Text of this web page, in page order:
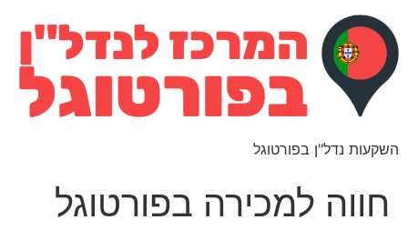
השקעות נדל"ן בפורטוגל
חווה למכירה בפורטוגל